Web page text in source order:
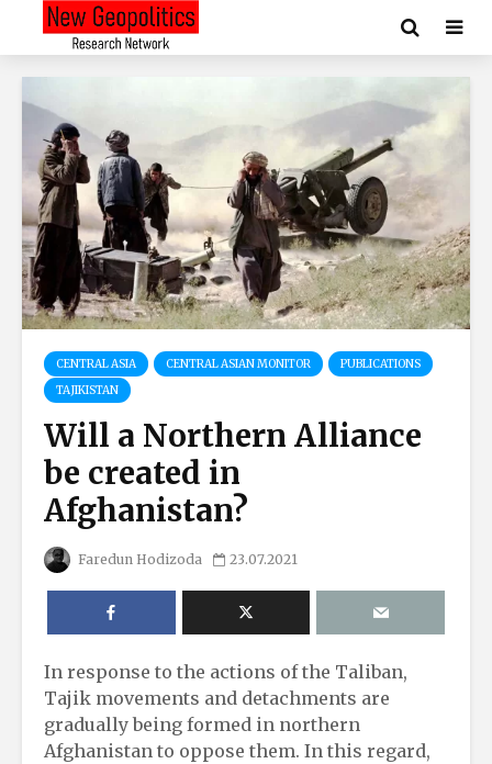
CENTRAL ASIA CENTRAL ASIAN MONITOR
PUBLICATIONS
TAJIKISTAN
Will a Northern Alliance
be created in
Afghanistan?
Faredun Hodizoda 23.07.2021
In response to the actions of the Taliban,
Tajik movements and detachments are
gradually being formed in northern
Afghanistan to oppose them. In this regard,